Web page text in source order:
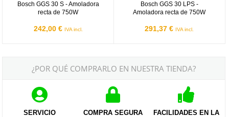
Bosch GGS 30 S - Amoladora
recta de 750W
242,00 € IVA incl.
Bosch GGS 30 LPS -
Amoladora recta de 750W
291,37 € IVA incl.
¿POR QUÉ COMPRARLO EN NUESTRA TIENDA?
SERVICIO
COMPRA SEGURA
FACILIDADES EN LA